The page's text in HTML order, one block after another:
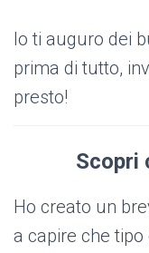
Io ti auguro dei
prima di tutto,
presto!
Scopri
Ho creato un
a capire che